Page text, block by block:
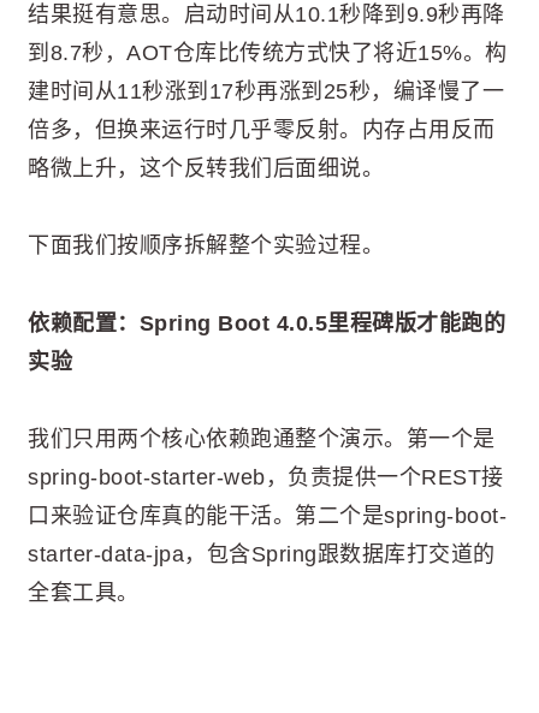
结果挺有意思。启动时间从10.1秒降到9.9秒再降
到8.7秒，AOT仓库比传统方式快了将近15%。构
建时间从11秒涨到17秒再涨到25秒，编译慢了一
倍多，但换来运行时几乎零反射。内存占用反而
略微上升，这个反转我们后面细说。
下面我们按顺序拆解整个实验过程。
依赖配置：Spring Boot 4.0.5里程碑版才能跑的
实验
我们只用两个核心依赖跑通整个演示。第一个是
spring-boot-starter-web，负责提供一个REST接
口来验证仓库真的能干活。第二个是spring-boot-
starter-data-jpa，包含Spring跟数据库打交道的
全套工具。